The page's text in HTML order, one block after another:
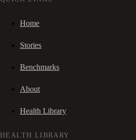
Home
Stories
Benchmarks
About
Health Library
HEALTH LIBRARY